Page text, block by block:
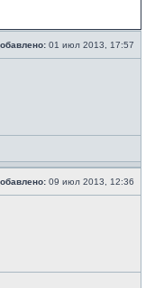
01 июл 2013, 17:57
09 июл 2013, 12:36